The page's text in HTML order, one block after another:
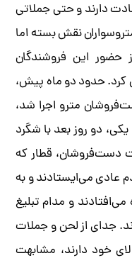
دارند و حتی جملاتی
نقش بسته اما
حضور این فروشندگان
حدود دو ماه پیش،
مترو اجرا شد،
دو روز بعد با شگرد
دست‌فروشان، قطار که
عادی می‌ایستادند و به
و مدام تبلیغ
جدای از لحن و جملات
خود دارند، مشابهت